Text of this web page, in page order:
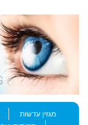
Menu
Skip to content
מגזין עדשות